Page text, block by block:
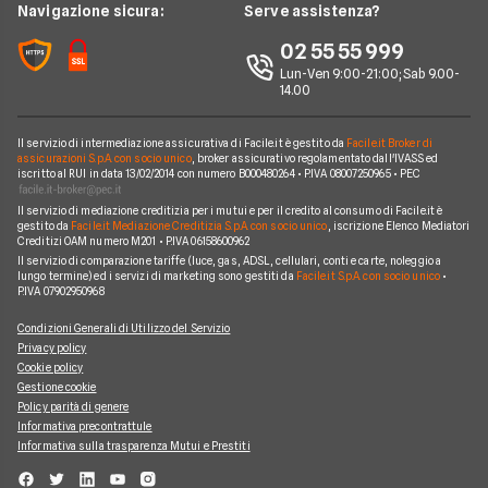
News
Chi siamo
Perché scegliere Facile.it
Mappa del sito
Wind Tre
Aruba
Eolo
Operatori Internet Casa
Notizie internet casa
Domande frequenti internet casa
Navigazione sicura: Serve assistenza?
02 55 55 999
Lun-Ven 9:00-21:00; Sab 9.00-
14.00
Il servizio di intermediazione assicurativa di Facile.it è gestito da Facile.it Broker di
assicurazioni S.p.A. con socio unico, broker assicurativo regolamentato dall'IVASS ed
iscritto al RUI in data 13/02/2014 con numero B000480264 • P.IVA 08007250965 • PEC
Il servizio di mediazione creditizia per i mutui e per il credito al consumo di Facile.it è
gestito da Facile.it Mediazione Creditizia S.p.A. con socio unico , iscrizione Elenco Mediatori
Creditizi OAM numero M201 • P.IVA 06158600962
Il servizio di comparazione tariffe (luce, gas, ADSL, cellulari, conti e carte, noleggio a
lungo termine) ed i servizi di marketing sono gestiti da Facile.it S.p.A. con socio unico•
P.IVA 07902950968
Condizioni Generali di Utilizzo del Servizio
Privacy policy
Cookie policy
Gestione cookie
Policy parità di genere
Informativa precontrattule
Informativa sulla trasparenza Mutui e Prestiti